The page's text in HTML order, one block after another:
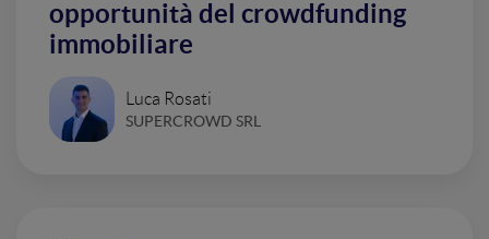
opportunità del crowdfunding
immobiliare
Luca Rosati
SUPERCROWD SRL